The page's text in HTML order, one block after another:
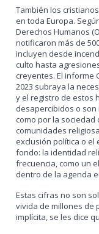
También los
en toda Europa.
Derechos Humanos
notificaron más de
incluyen desde
culto hasta
creyentes. El informe
2023 subraya la
y el registro de estos
desapercibidos o
como por la sociedad
comunidades
exclusión política o
fondo: la identidad
frecuencia, como un
dentro de la agenda
Estas cifras no son
vivida de millones de
implícita, se les dice